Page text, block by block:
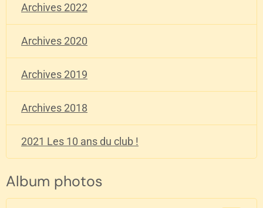
Archives 2022
Archives 2020
Archives 2019
Archives 2018
2021 Les 10 ans du club !
Album photos